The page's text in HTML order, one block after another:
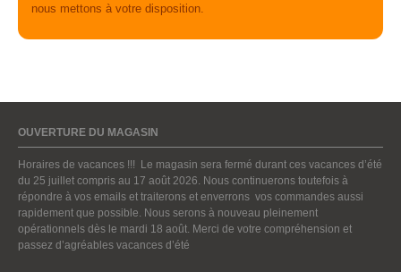
nous mettons à votre disposition.
OUVERTURE DU MAGASIN
Horaires de vacances !!! Le magasin sera fermé durant ces vacances d’été
du 25 juillet compris au 17 août 2026. Nous continuerons toutefois à
répondre à vos emails et traiterons et enverrons vos commandes aussi
rapidement que possible. Nous serons à nouveau pleinement
opérationnels dès le mardi 18 août. Merci de votre compréhension et
passez d’agréables vacances d’été